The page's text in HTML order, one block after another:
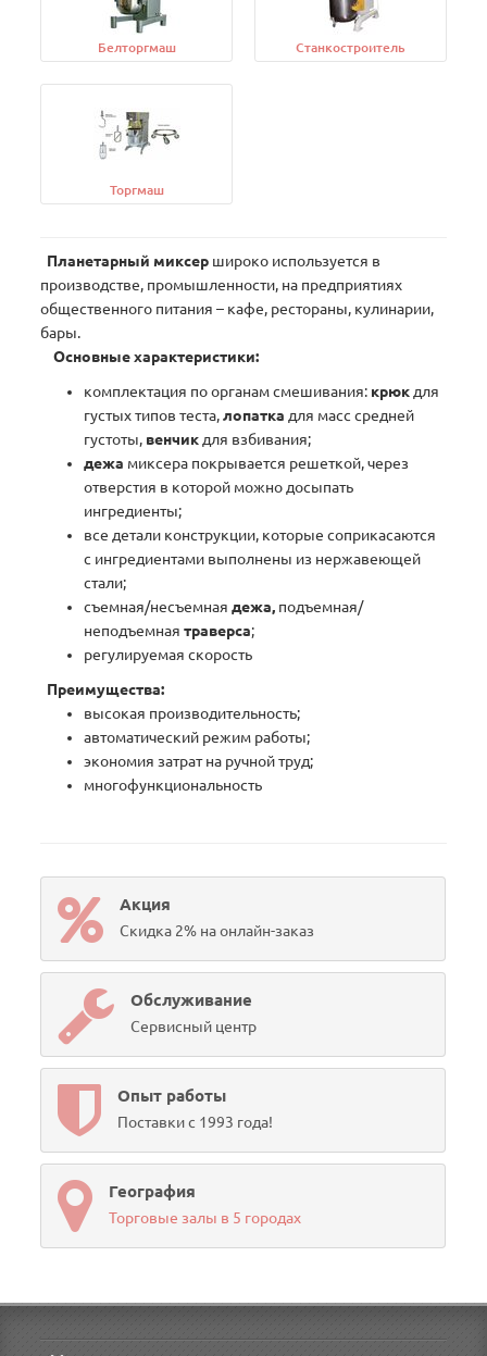
Белторгмаш Станкостроитель
Торгмаш
Планетарный миксер широко используется в
производстве, промышленности, на предприятиях
общественного питания – кафе, рестораны, кулинарии,
бары.
Основные характеристики:
комплектация по органам смешивания: крюк для
густых типов теста,лопатка для масс средней
густоты, венчик для взбивания;
дежа миксера покрывается решеткой, через
отверстия в которой можно досыпать
ингредиенты;
все детали конструкции, которые соприкасаются
с ингредиентами выполнены из нержавеющей
стали;
съемная/несъемнаядежа, подъемная/
неподъемнаятраверса;
регулируемая скорость
Преимущества:
высокая производительность;
автоматический режим работы;
экономия затрат на ручной труд;
многофункциональность
Акция
Скидка 2% на онлайн-заказ
Обслуживание
Сервисный центр
Опыт работы
Поставки с 1993 года!
География
Торговые залы в 5 городах